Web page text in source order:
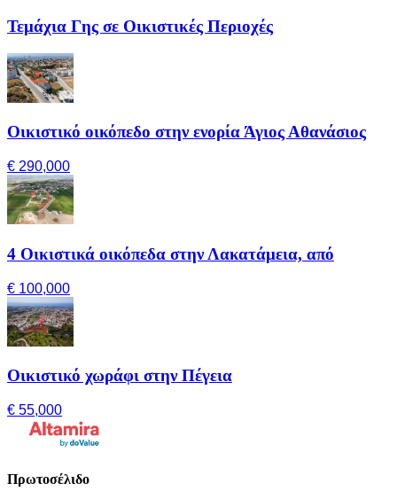
Τεμάχια Γης σε Οικιστικές Περιοχές
Οικιστικό οικόπεδο στην ενορία Άγιος Αθανάσιος
€ 290,000
4 Οικιστικά οικόπεδα στην Λακατάμεια, από
€ 100,000
Οικιστικό χωράφι στην Πέγεια
€ 55,000
Πρωτοσέλιδο